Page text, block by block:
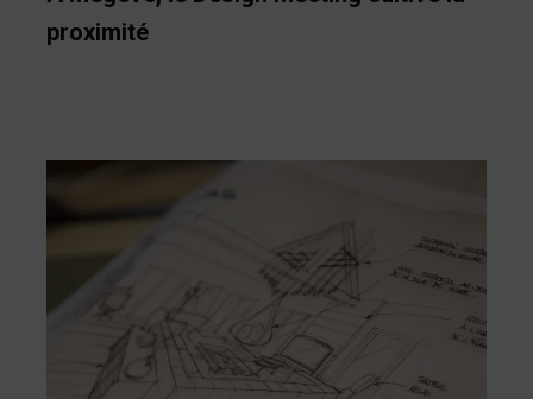
proximité